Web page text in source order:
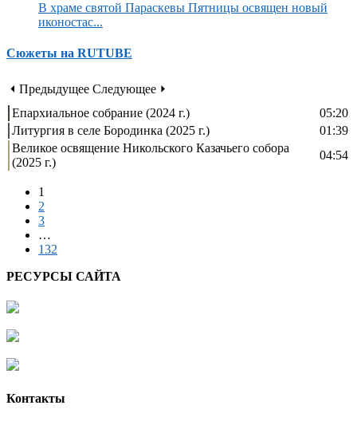
В храме святой Параскевы Пятницы освящен новый
иконостас...
Сюжеты на RUTUBE
⏴ Предыдущее Следующее ⏵
Епархиальное собрание (2024 г.)
05:20
Литургия в селе Бородинка (2025 г.)
01:39
Великое освящение Никольского Казачьего собора
(2025 г.)
04:54
1
2
3
…
132
РЕСУРСЫ САЙТА
Контакты